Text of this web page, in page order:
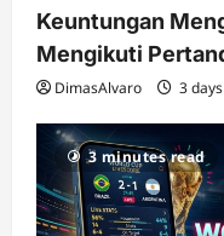
Keuntungan
Mengikuti
DimasAlvaro 3
3 minutes read